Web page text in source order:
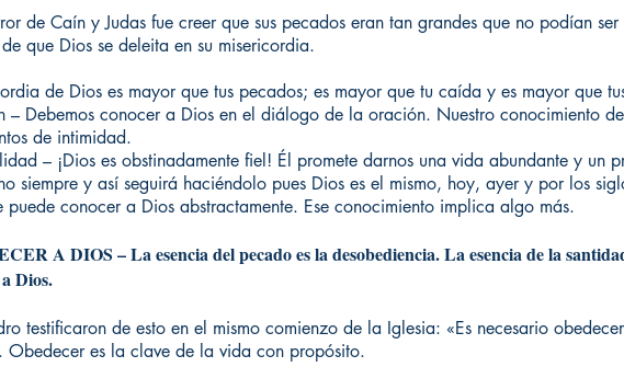
de Caín y Judas fue creer que sus pecados eran tan grandes que no podían
que Dios se deleita en su misericordia.
de Dios es mayor que tus pecados; es mayor que tu caída y es mayor que
– Debemos conocer a Dios en el diálogo de la oración. Nuestro conocimiento
de intimidad.
– ¡Dios es obstinadamente fiel! Él promete darnos una vida abundante y un
siempre y así seguirá haciéndolo pues Dios es el mismo, hoy, ayer y por los
puede conocer a Dios abstractamente. Ese conocimiento implica algo más.
A DIOS – La esencia del pecado es la desobediencia. La esencia de la
Dios.
testificaron de esto en el mismo comienzo de la Iglesia: «Es necesario
Obedecer es la clave de la vida con propósito.